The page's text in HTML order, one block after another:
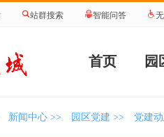
站群搜索 智能问答
首页 园
新闻中心 >> 园区党建 >> 党建